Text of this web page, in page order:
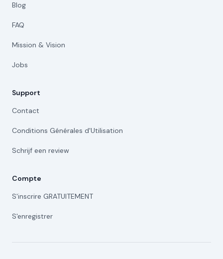
Blog
FAQ
Mission & Vision
Jobs
Support
Contact
Conditions Générales d'Utilisation
Schrijf een review
Compte
S'inscrire GRATUITEMENT
S'enregistrer